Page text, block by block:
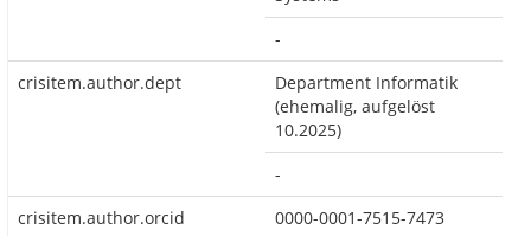
-
crisitem.author.dept
Department Informatik
(ehemalig, aufgelöst
10.2025)
-
crisitem.author.orcid
0000-0001-7515-7473